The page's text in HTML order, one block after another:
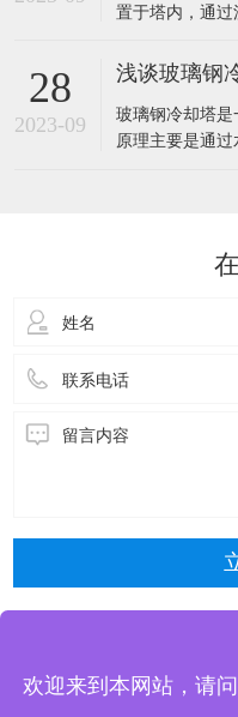
要可以通过以下
置于塔内，通过
其能够保证水质
时，可以停掉
式冷却塔中的
28
2023-09
玻璃钢冷却塔
原理主要是通
修：风机是冷
检查和维护。
东莞市清风冷
欢迎来到本网站，请